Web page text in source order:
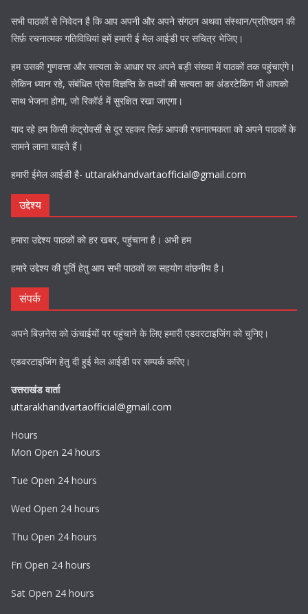
सभी पाठकों से निवेदन है कि आप अपनी और अपने संगठन अथवा संस्थान/प्रतिष्ठान की
सिर्फ़ रचनात्मक गतिविधियां हमें हमारी ई मेल आईडी पर सचित्र भेजिए।
हम उसकी गुणवत्ता और सत्यता के आधार पर अपने बड़ी संख्या में पाठकों तक पहुंचाएंगे।
लेकिन ध्यान रहे, संबंधित प्रेस विज्ञप्ति के तथ्यों की सत्यता का अंडरटेकिंग भी आपको
साथ भेजना होगा, जो रिकॉर्ड में सुरक्षित रखा जाएगा।
याद रहे हम किसी कंट्रोवर्सी से दूर रहकर सिर्फ़ आपकी रचनात्मकता को अपने पाठकों के
सामने लाना चाहते हैं।
हमारी ईमेल आईडी है- uttarakhandvartaofficial@gmail.com
उद्देश्य
हमारा उद्देश्य पाठकों को हर खबर, पहुंचाना है। अभी हम
हमारे उद्देश्य की पूर्ति हेतु आप सभी पाठकों का सहयोग वांछनीय है।
संपर्क
अपने बिज़नेस को ऊंचाईयों पर पहुंचाने के लिए हमारी एडवरटाइजिंग को चुनिए।
एडवरटाइजिंग हेतु दी हुई मेल आईडी पर सम्पर्क करिए।
उत्तराखंड वार्ता
uttarakhandvartaofficial@gmail.com
Hours
Mon Open 24 hours
Tue Open 24 hours
Wed Open 24 hours
Thu Open 24 hours
Fri Open 24 hours
Sat Open 24 hours